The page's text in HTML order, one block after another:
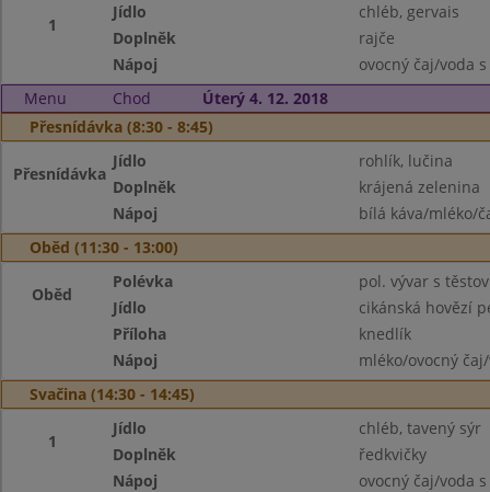
1
Jídlo
chléb, gervais
Doplněk
rajče
Nápoj
ovocný čaj/voda
Menu
Chod
Úterý 4. 12. 2018
Přesnídávka (8:30 - 8:45)
Přesnídávka
Jídlo
rohlík, lučina
Doplněk
krájená zelenina
Nápoj
bílá káva/mléko/
Oběd (11:30 - 13:00)
Oběd
Polévka
pol. vývar s
Jídlo
cikánská hovězí
Příloha
knedlík
Nápoj
mléko/ovocný
Svačina (14:30 - 14:45)
1
Jídlo
chléb, tavený sýr
Doplněk
ředkvičky
Nápoj
ovocný čaj/voda